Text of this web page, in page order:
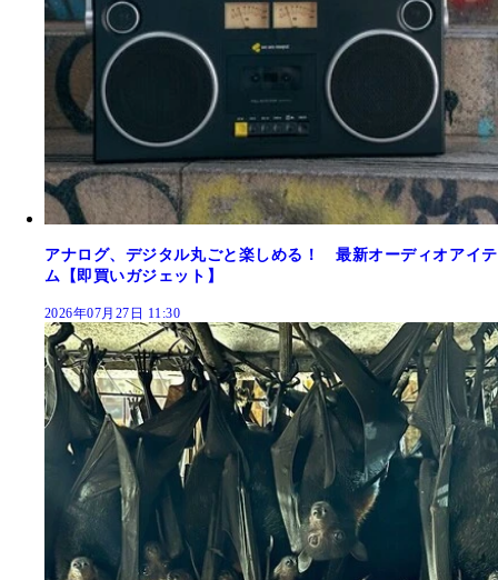
アナログ、デジタル丸ごと楽しめる！ 最新オーディオアイテ
ム【即買いガジェット】
2026年07月27日 11:30